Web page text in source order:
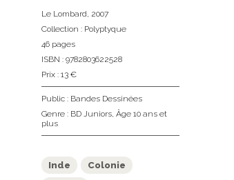
Le Lombard, 2007
Collection : Polyptyque
46 pages
ISBN : 9782803622528
Prix : 13 €
Public : Bandes Dessinées
Genre : BD Juniors, Âge 10 ans et
plus
Inde
Colonie